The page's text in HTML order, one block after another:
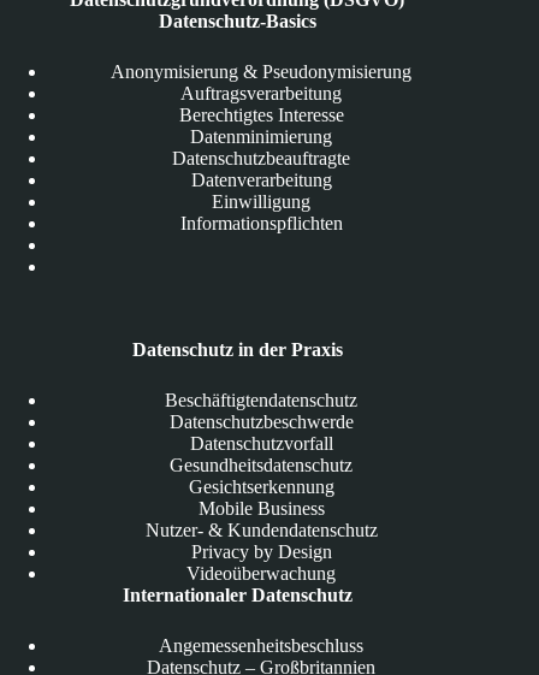
Datenschutz-Basics
Anonymisierung & Pseudonymisierung
Auftragsverarbeitung
Berechtigtes Interesse
Datenminimierung
Datenschutzbeauftragte
Datenverarbeitung
Einwilligung
Informationspflichten
Datenschutz in der Praxis
Beschäftigtendatenschutz
Datenschutzbeschwerde
Datenschutzvorfall
Gesundheitsdatenschutz
Gesichtserkennung
Mobile Business
Nutzer- & Kundendatenschutz
Privacy by Design
Videoüberwachung
Internationaler Datenschutz
Angemessenheitsbeschluss
Datenschutz – Großbritannien